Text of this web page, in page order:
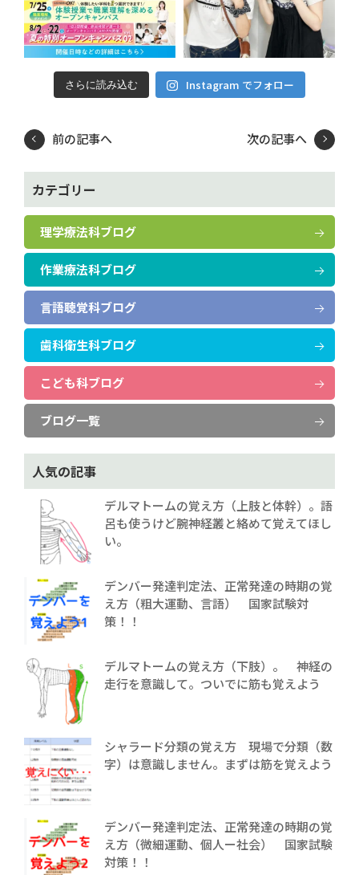
さらに読み込む Instagram でフォロー
前の記事へ 次の記事へ
カテゴリー
理学療法科ブログ
作業療法科ブログ
言語聴覚科ブログ
歯科衛生科ブログ
こども科ブログ
ブログ一覧
人気の記事
デルマトームの覚え方（上肢と体幹）。語
呂も使うけど腕神経叢と絡めて覚えてほし
い。
デンバー発達判定法、正常発達の時期の覚
え方（粗大運動、言語） 国家試験対
策！！
デルマトームの覚え方（下肢）。 神経の
走行を意識して。ついでに筋も覚えよう
シャラード分類の覚え方 現場で分類（数
字）は意識しません。まずは筋を覚えよう
デンバー発達判定法、正常発達の時期の覚
え方（微細運動、個人ー社会） 国家試験
対策！！